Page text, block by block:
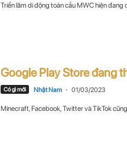
Triển lãm di động toàn cầu MWC hiện đang
Google Play Store đang
Có gì mới Nhật Nam - 01/03/2023
Minecraft, Facebook, Twitter và TikTok